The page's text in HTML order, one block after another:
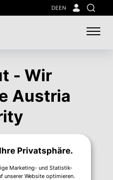
DEEN
Suche
- Wir
Austria
Privatsphäre.
Marketing- und Statistik-
unserer Website optimieren.